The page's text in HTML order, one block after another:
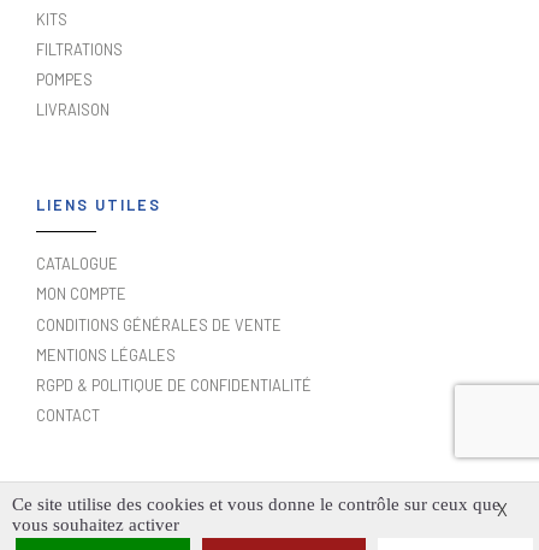
KITS
FILTRATIONS
POMPES
LIVRAISON
LIENS UTILES
CATALOGUE
MON COMPTE
CONDITIONS GÉNÉRALES DE VENTE
MENTIONS LÉGALES
RGPD & POLITIQUE DE CONFIDENTIALITÉ
CONTACT
X
Ce site utilise des cookies et vous donne le contrôle sur ceux que
vous souhaitez activer